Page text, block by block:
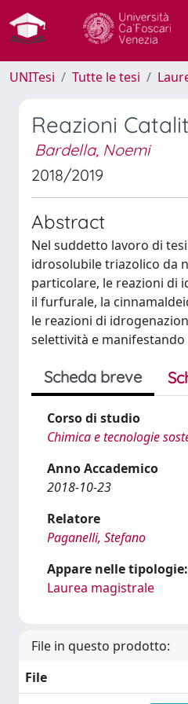
UNITesi Tutte le tesi
Reazioni
Bardella, Noemi
2018/2019
Abstract
Nel suddetto lavoro di
idrosolubile triazolico da
particolare, le reazioni di
il furfurale, la
le reazioni di
selettività e
Scheda breve
Corso di studio
Chimica e tecnologie
Anno Accademico
2018-10-23
Relatore
Paganelli, Stefano
Appare nelle tipologie:
Laurea magistrale
File in questo prodotto:
File